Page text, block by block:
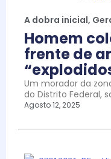
A dobra inicial,
Homem
frente de
Um morador da
do Distrito Federal,
Agosto 12, 2025